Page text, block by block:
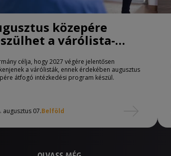
közepére
a várólista-
célja, hogy 2027 végére jelentősen
a várólisták, ennek érdekében augusztus
átfogó intézkedési program készül.
augusztus 07.Belföld